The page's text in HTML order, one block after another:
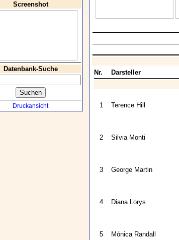
Screenshot
Datenbank-Suche
Druckansicht
Nr.
Darsteller
1 Terence Hill
2 Silvia Monti
3 George Martin
4 Diana Lorys
5 Mónica Randall